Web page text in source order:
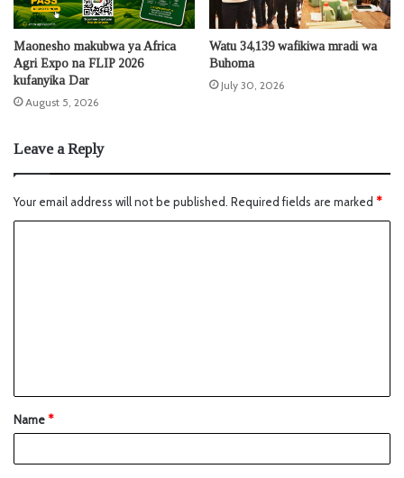
Maonesho makubwa ya Africa
Agri Expo na FLIP 2026
kufanyika Dar
August 5, 2026
Watu 34,139 wafikiwa mradi wa
Buhoma
July 30, 2026
Leave a Reply
Your email address will not be published. Required fields are marked *
Name*